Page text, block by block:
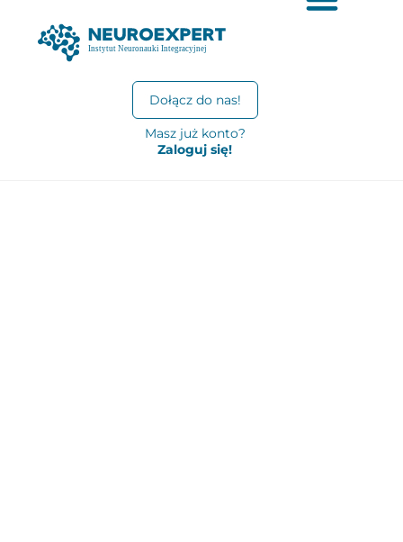
Dołącz do nas!
Masz już konto?
Zaloguj się!